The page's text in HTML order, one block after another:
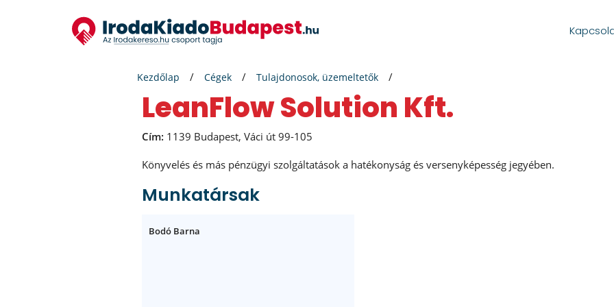
Kezdőlap Cégek Tulajdonosok, üzemeltetők
LeanFlow Solution Kft.
Cím: 1139 Budapest, Váci út 99-105
Könyvelés és más pénzügyi szolgáltatások a hatékonyság és versenyképesség jegyében.
Munkatársak
Bodó Barna